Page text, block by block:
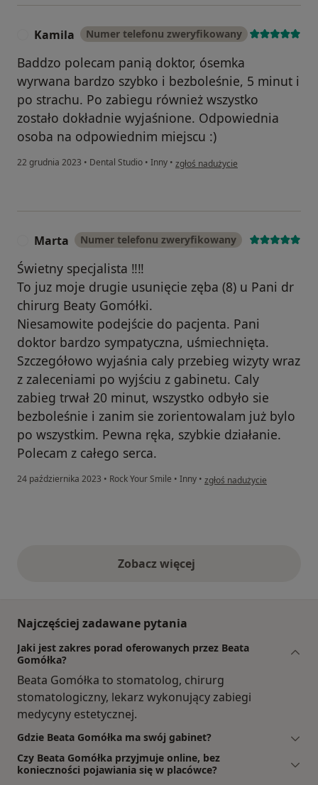
Kamila Numer telefonu zweryfikowany
Baddzo polecam panią doktor, ósemka
wyrwana bardzo szybko i bezboleśnie, 5 minut i
po strachu. Po zabiegu również wszystko
zostało dokładnie wyjaśnione. Odpowiednia
osoba na odpowiednim miejscu :)
22 grudnia 2023 • Dental Studio • Inny • w opinii użytkownika Kamila
zgłoś nadużycie
Marta Numer telefonu zweryfikowany
Świetny specjalista ‼‼
To juz moje drugie usunięcie zęba (8) u Pani dr
chirurg Beaty Gomółki.
Niesamowite podejście do pacjenta. Pani
doktor bardzo sympatyczna, uśmiechnięta.
Szczegółowo wyjaśnia caly przebieg wizyty wraz
z zaleceniami po wyjściu z gabinetu. Caly
zabieg trwał 20 minut, wszystko odbyło sie
bezboleśnie i zanim sie zorientowalam już bylo
po wszystkim. Pewna ręka, szybkie działanie.
Polecam z całego serca.
24 października 2023 • Rock Your Smile • Inny • w opinii użytkownika Marta
zgłoś nadużycie
Zobacz więcejopinie powyżej
Najczęściej zadawane pytania
Jaki jest zakres porad oferowanych przez Beata
Gomółka?
Beata Gomółka to stomatolog, chirurg
stomatologiczny, lekarz wykonujący zabiegi
medycyny estetycznej.
Gdzie Beata Gomółka ma swój gabinet?
Czy Beata Gomółka przyjmuje online, bez
konieczności pojawiania się w placówce?